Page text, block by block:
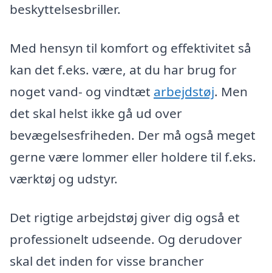
beskyttelsesbriller.
Med hensyn til komfort og effektivitet så
kan det f.eks. være, at du har brug for
noget vand- og vindtæt arbejdstøj. Men
det skal helst ikke gå ud over
bevægelsesfriheden. Der må også meget
gerne være lommer eller holdere til f.eks.
værktøj og udstyr.
Det rigtige arbejdstøj giver dig også et
professionelt udseende. Og derudover
skal det inden for visse brancher